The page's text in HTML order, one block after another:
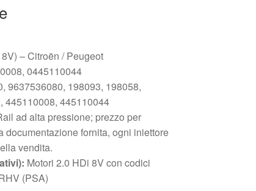
– Citroën / Peugeot
0445110044
9637536080, 198093, 198058,
445110008, 445110044
ad alta pressione; prezzo per
documentazione fornita, ogni iniettore
vendita.
Motori 2.0 HDi 8V con codici
(PSA)